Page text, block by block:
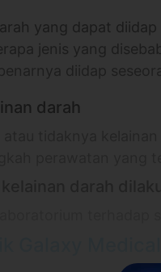
yang dapat
jenis yang
darah